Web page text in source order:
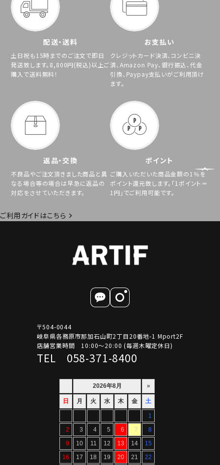
配送・送料
土日祝も15時までのご注文で即日
発送致します。8,800円(税込)以上ご
購入で送料無料！
お支払い
クレジットカード決済、コンビニ決
済、Amazon Pay、銀行振込、代金
引換、Paypay支払いがご利用頂け
ます。
返品・交換
不良品やご注文頂きました商品と異
なる場合等の場合は早急に返品の
対応をさせていただきます。
ポイント
ご購入いただいた商品金額の1％を
ポイント還元致します。「1ポイント＝
1円」でご利用可能です。
ご利用ガイドはこちら
〒504-0044
岐阜県各務原市那加石山町2丁目20番地-1 Mport2F
店舗営業時間 10:00～20:00 (毎週木曜定休日)
TEL 058-371-8400